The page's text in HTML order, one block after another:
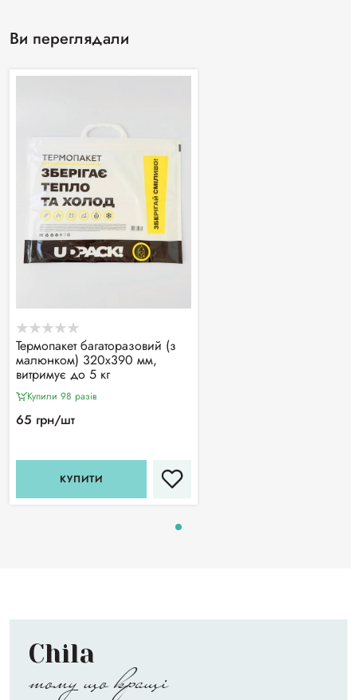
Ви переглядали
Термопакет багаторазовий (з
малюнком) 320х390 мм,
витримує до 5 кг
Купили 98 разiв
65 грн/шт
КУПИТИ
Chila
тому що кращі